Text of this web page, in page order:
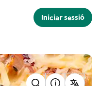
Iniciar sessió